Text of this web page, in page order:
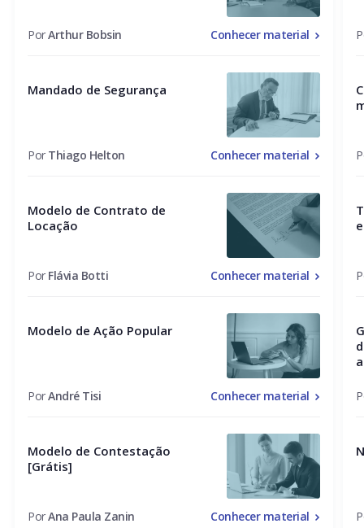
PorArthur Bobsin Conhecer material
Mandado de Segurança
Por Thiago Helton Conhecer material
Modelo de Contrato de
Locação
Por Flávia Botti Conhecer material
Modelo de Ação Popular
PorAndré Tisi Conhecer material
Modelo de Contestação
[Grátis]
PorAna Paula Zanin Conhecer material